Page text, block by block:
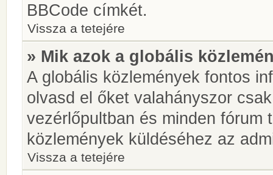
BBCode címkét.
Vissza a tetejére
» Mik azok a globális
A globális közlemények fontos
olvasd el őket valahányszor
vezérlőpultban és minden fórum
közlemények küldéséhez az
Vissza a tetejére